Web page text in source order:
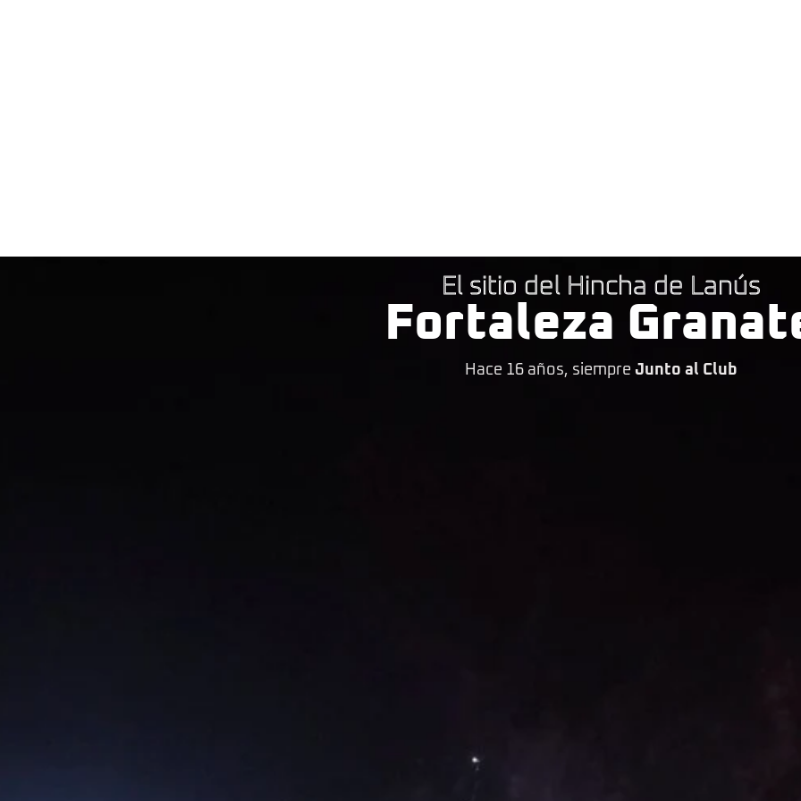
El sitio del Hincha de Lanús
Fortaleza
Hace 16 años, siempre Junto al Club